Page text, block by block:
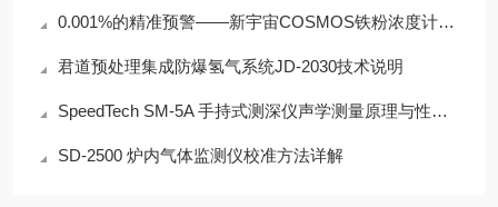
0.001%的精准预警——新宇宙COSMOS铁粉浓度计SDM-72守护齿轮箱健康
君道预处理集成防爆氢气系统JD-2030技术说明
SpeedTech SM-5A 手持式测深仪声学测量原理与性能分析
SD-2500 炉内气体监测仪校准方法详解